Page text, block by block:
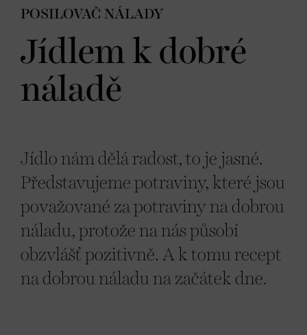
POSILOVAČ NÁLADY
Jídlem k dobré
náladě
Jídlo nám dělá radost, to je jasné.
Představujeme potraviny, které jsou
považované za potraviny na dobrou
náladu, protože na nás působí
obzvlášť pozitivně. A k tomu recept
na dobrou náladu na začátek dne.